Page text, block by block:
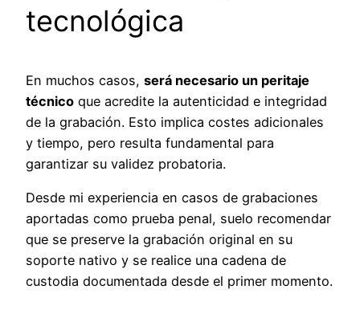
tecnológica
En muchos casos, será necesario un peritaje
técnico que acredite la autenticidad e integridad
de la grabación. Esto implica costes adicionales
y tiempo, pero resulta fundamental para
garantizar su validez probatoria.
Desde mi experiencia en casos de grabaciones
aportadas como prueba penal, suelo recomendar
que se preserve la grabación original en su
soporte nativo y se realice una cadena de
custodia documentada desde el primer momento.